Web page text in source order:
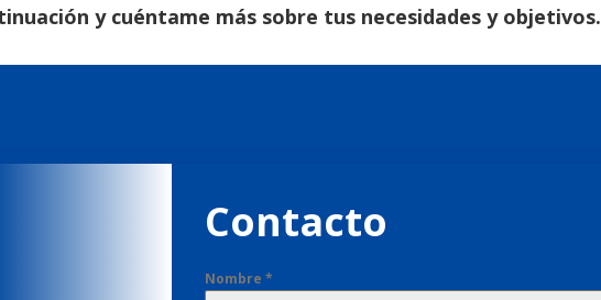
y cuéntame más sobre tus necesidades y objetivos.
Contacto
Nombre *